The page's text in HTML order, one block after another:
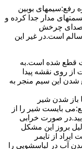
رﻓﻊ:سیمهای ﺑﻮﺑﯿﻦ
ﻣﺪار ﺟﺪا کرده و
ﺻﺪای ﭼﺮﺧﺶ
اﺳﺖ.در ﻏﯿﺮ اﯾﻦ
ﻗﻄﻊ ﺷﺪه اﺳﺖ.به
از روی ﻧﻘﺸﻪ ﭘﯿﺪا
ﺷﺪن اﯾﻦ ﺳﯿﻢ ﻣﻨﺠﺮ ﺑﻪ
ﺑﺎز ﺷﺪن ﺷﯿﺮ
بایست ﺷﯿﺮ را از
صورت خرابی
بروز این مشکل
از تایمر
آب در لباسشویی را